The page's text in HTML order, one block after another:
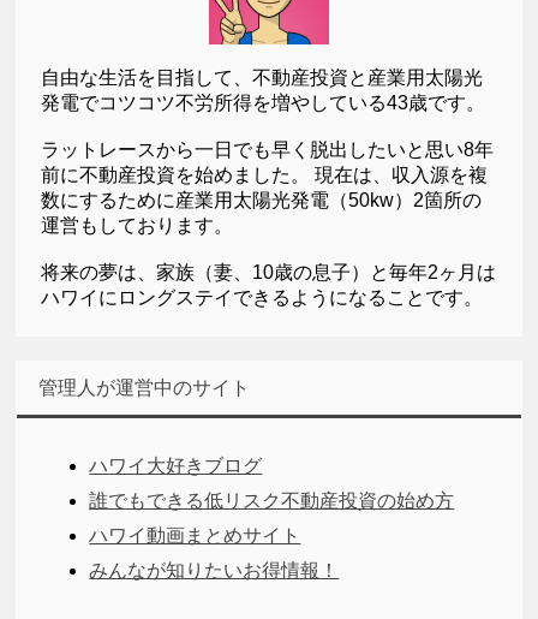
自由な生活を目指して、不動産投資と産業用太陽光
発電でコツコツ不労所得を増やしている43歳です。
ラットレースから一日でも早く脱出したいと思い8年
前に不動産投資を始めました。 現在は、収入源を複
数にするために産業用太陽光発電（50kw）2箇所の
運営もしております。
将来の夢は、家族（妻、10歳の息子）と毎年2ヶ月は
ハワイにロングステイできるようになることです。
管理人が運営中のサイト
ハワイ大好きブログ
誰でもできる低リスク不動産投資の始め方
ハワイ動画まとめサイト
みんなが知りたいお得情報！